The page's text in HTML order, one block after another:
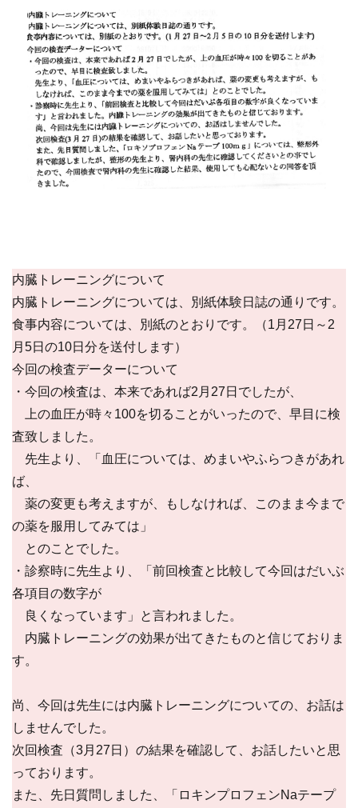
内臓トレーニングについて
内臓トレーニングについては、別紙体験日誌の通りです。
食事内容については、別紙のとおりです。（1月27日～2
月5日の10日分を送付します）
今回の検査データーについて
・今回の検査は、本来であれば2月27日でしたが、
上の血圧が時々100を切ることがいったので、早目に検
査致しました。
先生より、「血圧については、めまいやふらつきがあれ
ば、
薬の変更も考えますが、もしなければ、このまま今まで
の薬を服用してみては」
とのことでした。
・診察時に先生より、「前回検査と比較して今回はだいぶ
各項目の数字が
良くなっています」と言われました。
内臓トレーニングの効果が出てきたものと信じておりま
す。
尚、今回は先生には内臓トレーニングについての、お話は
しませんでした。
次回検査（3月27日）の結果を確認して、お話したいと思
っております。
また、先日質問しました、「ロキンプロフェンNaテープ